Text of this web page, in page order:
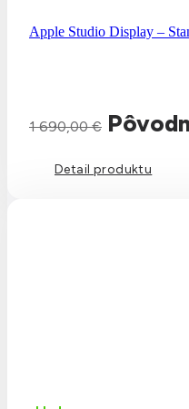
Apple Studio Display –
1 690,00€
Detail produktu